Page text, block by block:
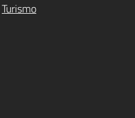
Turismo